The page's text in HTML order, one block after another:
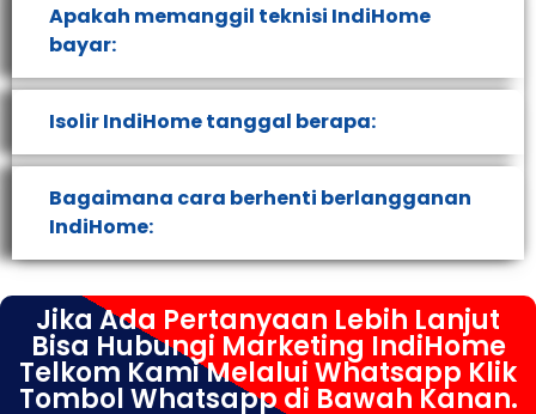
Apakah memanggil teknisi IndiHome
bayar:
Isolir IndiHome tanggal berapa:
Bagaimana cara berhenti berlangganan
IndiHome:
Jika Ada Pertanyaan Lebih Lanjut
Bisa Hubungi Marketing IndiHome
Telkom Kami Melalui Whatsapp Klik
Tombol Whatsapp di Bawah Kanan.